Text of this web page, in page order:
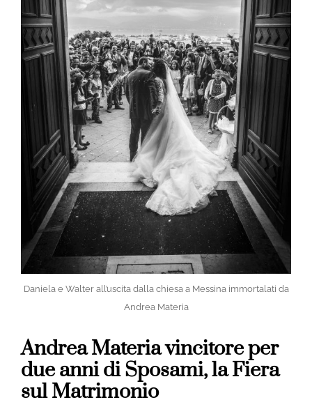
Daniela e Walter all’uscita dalla chiesa a Messina immortalati da
Andrea Materia
Andrea Materia vincitore per
due anni di Sposami, la Fiera
sul Matrimonio